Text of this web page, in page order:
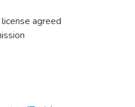
agreed